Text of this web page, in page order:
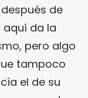
de
aquí da la
pero algo
tampoco
el de su